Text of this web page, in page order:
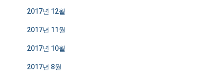
2017년 12월
2017년 11월
2017년 10월
2017년 8월